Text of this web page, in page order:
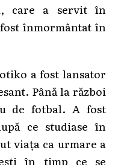
care a servit în
înmormântat în
a fost lansator
Până la război
de fotbal. A fost
ce studiase în
viața ca urmare a
în timp ce se